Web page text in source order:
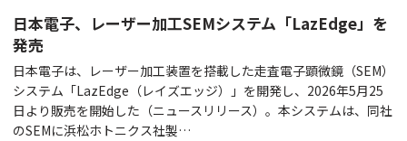
日本電子、レーザー加工SEMシステム「LazEdge」を
発売
日本電子は、レーザー加工装置を搭載した走査電子顕微鏡（SEM）
システム「LazEdge（レイズエッジ）」を開発し、2026年5月25
日より販売を開始した（ニュースリリース）。本システムは、同社
のSEMに浜松ホトニクス社製…